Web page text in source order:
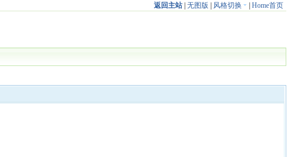
返回主站| 无图版 风格切换 Home首页